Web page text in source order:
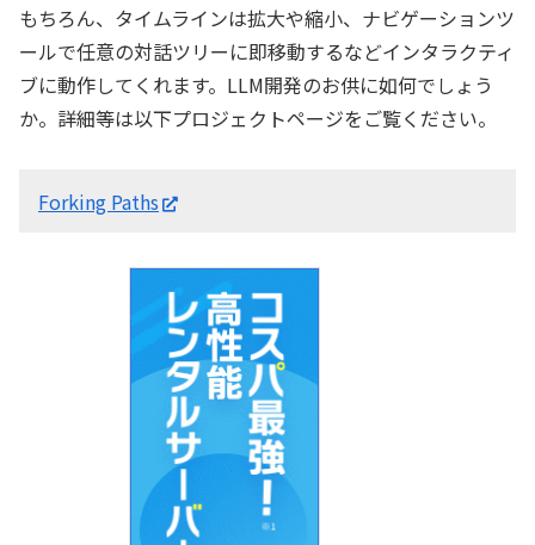
もちろん、タイムラインは拡大や縮小、ナビゲーションツ
ールで任意の対話ツリーに即移動するなどインタラクティ
ブに動作してくれます。LLM開発のお供に如何でしょう
か。詳細等は以下プロジェクトページをご覧ください。
Forking Paths